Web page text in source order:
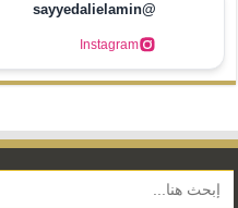
@sayyedalielamin
Instagram
Search Button